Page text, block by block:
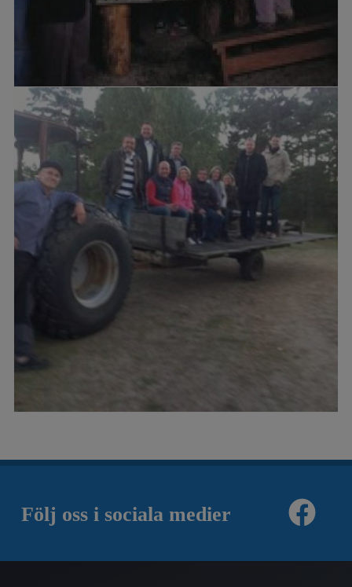
Följ oss i sociala medier